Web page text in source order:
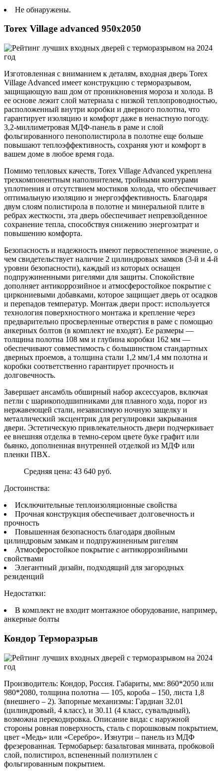
Не обнаружены.
Torex Village advanced 950х2050
Изготовленная с вниманием к деталям, входная дверь Torex
Village Advanced имеет конструкцию с терморазрывом,
защищающую ваш дом от проникновения мороза и холода. В
ее основе лежит слой материала с низкой теплопроводностью,
расположенный внутри коробки и дверного полотна, что
гарантирует изоляцию и комфорт даже в ненастную погоду.
3,2-миллиметровая МДФ-панель в раме и слой
фольгированного пенополистирола в полотне еще больше
повышают теплоэффективность, сохраняя уют и комфорт в
вашем доме в любое время года.
Помимо тепловых качеств, Torex Village Advanced укреплена
трехкомпонентным наполнителем, тройными контурами
уплотнения и отсутствием мостиков холода, что обеспечивает
оптимальную изоляцию и энергоэффективность. Благодаря
двум слоям полистирола в полотне и минеральной плите в
ребрах жесткости, эта дверь обеспечивает непревзойденное
сохранение тепла, способствуя снижению энергозатрат и
повышению комфорта.
Безопасность и надежность имеют первостепенное значение, о
чем свидетельствует наличие 2 цилиндровых замков (3-й и 4-й
уровни безопасности), каждый из которых оснащен
подпружиненными ригелями для защиты. Спокойствие
дополняет антикоррозийное и атмосферостойкое покрытие с
циркониевыми добавками, которое защищает дверь от осадков
и перепадов температур. Монтаж двери прост: используется
технология поверхностного монтажа и крепление через
предварительно просверленные отверстия в раме с помощью
анкерных болтов (в комплект не входят). Ее размеры —
толщина полотна 108 мм и глубина коробки 162 мм —
обеспечивают совместимость с большинством стандартных
дверных проемов, а толщина стали 1,2 мм/1,4 мм полотна и
коробки соответственно гарантирует прочность и
долговечность.
Завершает ансамбль обширный набор аксессуаров, включая
петли с шарикоподшипниками для плавного хода, порог из
нержавеющей стали, независимую ночную защелку и
металлический эксцентрик для регулировки закрывания
двери. Эстетическую привлекательность двери подчеркивает
ее внешняя отделка в темно-сером цвете буке графит или
бьянко, дополненная внутренней отделкой из МДФ или
пленки ПВХ.
Средняя цена: 43 640 руб.
Достоинства:
Исключительные теплоизоляционные свойства
Прочная конструкция обеспечивает долговечность и
прочность
Повышенная безопасность благодаря двойным
цилиндровым замкам и подпружиненным ригелям
Атмосферостойкое покрытие с антикоррозийными
свойствами
Элегантный дизайн, подходящий для загородных
резиденций
Недостатки:
В комплект не входит монтажное оборудование, например,
анкерные болты
Кондор Терморазрыв
Производитель: Кондор, Россия. Габариты, мм: 860*2050 или
980*2080, толщина полотна — 105, короба – 150, листа 1,8
(внешнего – 2). Запорные механизмы: Гардиан 32.01
(цилиндровый, 4 класс), и 30.11 (4 класс, сувальдный),
возможна перекодировка. Описание вида: с наружной
стороны ровная поверхность, сталь с порошковым покрытием,
цвет «Медь» или «Серебро». Изнутри – панель из МДФ
фрезерованная. Термобарьер: базальтовая минвата, пробковой
слой, полистирол, вспененный полиэтилен с
фольгированным покрытием.